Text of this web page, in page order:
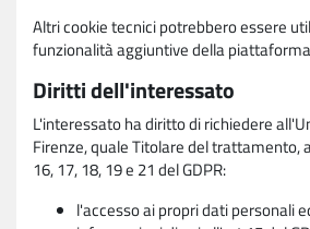
Altri cookie tecnici potrebbero essere
funzionalità aggiuntive della
Diritti dell'interessato
L'interessato ha diritto di richiedere
Firenze, quale Titolare del trattamento,
16, 17, 18, 19 e 21 del GDPR:
l'accesso ai propri dati personali